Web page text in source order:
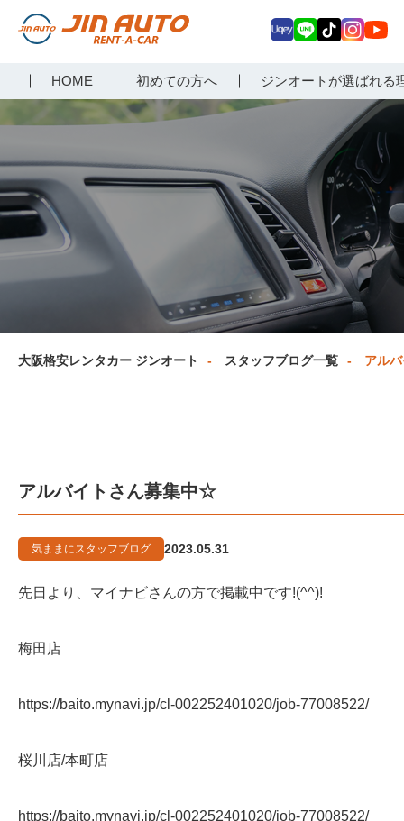
らジンオートレンタカー
HOME 初めての方へ ジンオートが選ばれる
ey E
Tokagr
am
uT
ub
大阪格安レンタカー ジンオート スタッフブログ一覧 アル
アルバイトさん募集中☆
気ままにスタッフブログ 2023.05.31
先日より、マイナビさんの方で掲載中です!(^^)!
梅田店
https://baito.mynavi.jp/cl-002252401020/job-77008522/
桜川店/本町店
https://baito.mynavi.jp/cl-002252401020/job-77008522/